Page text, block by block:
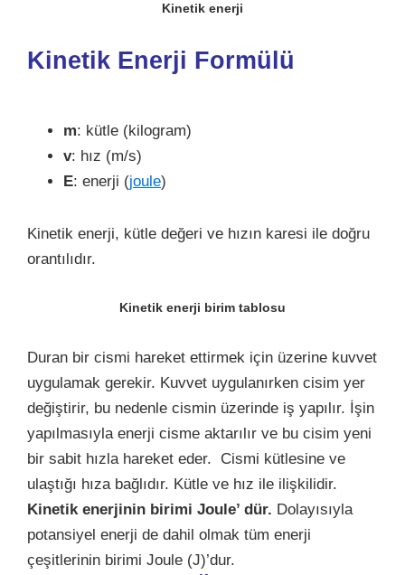
Kinetik enerji
Kinetik Enerji Formülü
m: kütle (kilogram)
v: hız (m/s)
E: enerji (joule)
Kinetik enerji, kütle değeri ve hızın karesi ile doğru
orantılıdır.
Kinetik enerji birim tablosu
Duran bir cismi hareket ettirmek için üzerine kuvvet
uygulamak gerekir. Kuvvet uygulanırken cisim yer
değiştirir, bu nedenle cismin üzerinde iş yapılır. İşin
yapılmasıyla enerji cisme aktarılır ve bu cisim yeni
bir sabit hızla hareket eder. Cismi kütlesine ve
ulaştığı hıza bağlıdır. Kütle ve hız ile ilişkilidir.
Kinetik enerjinin birimi Joule’ dür. Dolayısıyla
potansiyel enerji de dahil olmak tüm enerji
çeşitlerinin birimi Joule (J)’dur.